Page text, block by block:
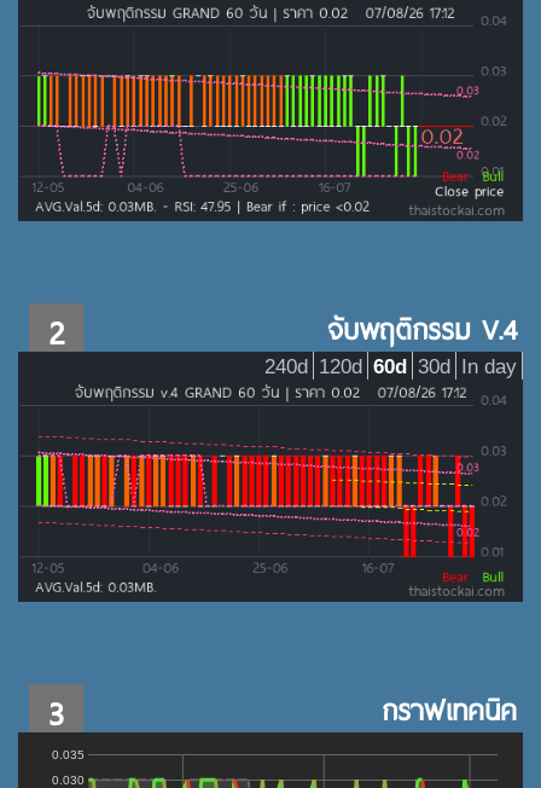
2 จับพฤติกรรม V.4
In day
30d
60d
120d
240d
3 กราฟเทคนิค
0.030
0.035